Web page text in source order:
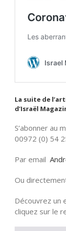
La suite de
d’Israël
S’abonner au
00972 (0) 54
Par email
Ou
Découvrez un
cliquez sur le